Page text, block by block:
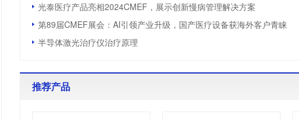
光泰医疗产品亮相2024CMEF，展示创新慢病管理解决方案
第89届CMEF展会：AI引领产业升级，国产医疗设备获海外客户青睐
半导体激光治疗仪治疗原理
推荐产品